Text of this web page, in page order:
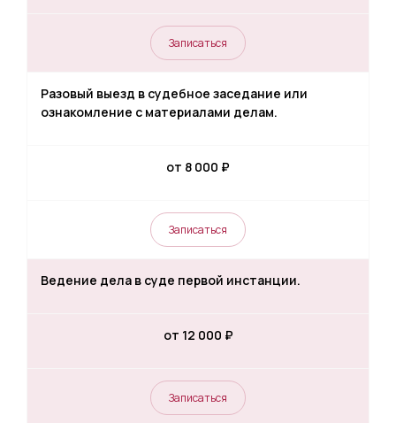
Записаться
Разовый выезд в судебное заседание или
ознакомление с материалами делам.
от 8 000 ₽
Записаться
Ведение дела в суде первой инстанции.
от 12 000 ₽
Записаться